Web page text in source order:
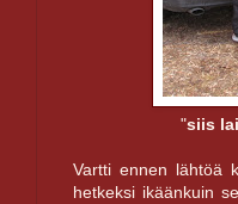
"siis
Vartti ennen lähtöä
hetkeksi ikäänkuin